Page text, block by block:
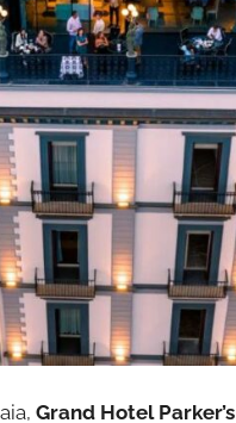
Grand Hotel Parker’s